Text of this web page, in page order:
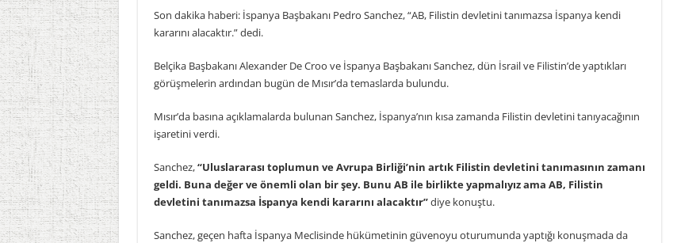
Son dakika haberi: İspanya Başbakanı Pedro Sanchez, “AB, Filistin devletini tanımazsa İspanya kendi
kararını alacaktır.” dedi.
Belçika Başbakanı Alexander De Croo ve İspanya Başbakanı Sanchez, dün İsrail ve Filistin’de yaptıkları
görüşmelerin ardından bugün de Mısır’da temaslarda bulundu.
Mısır’da basına açıklamalarda bulunan Sanchez, İspanya’nın kısa zamanda Filistin devletini tanıyacağının
işaretini verdi.
Sanchez,“Uluslararası toplumun ve Avrupa Birliği’nin artık Filistin devletini tanımasının zamanı
geldi. Buna değer ve önemli olan bir şey. Bunu AB ile birlikte yapmalıyız ama AB, Filistin
devletini tanımazsa İspanya kendi kararını alacaktır”diye konuştu.
Sanchez, geçen hafta İspanya Meclisinde hükümetinin güvenoyu oturumunda yaptığı konuşmada da